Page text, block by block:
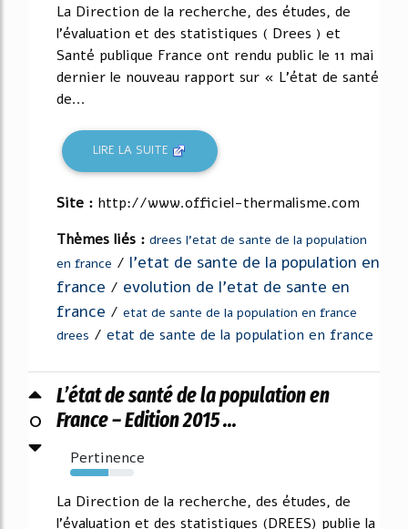
La Direction de la recherche, des études, de
l'évaluation et des statistiques ( Drees ) et
Santé publique France ont rendu public le 11 mai
dernier le nouveau rapport sur « L'état de santé
de...
LIRE LA SUITE
Site : http://www.officiel-thermalisme.com
Thèmes liés : drees l'etat de sante de la population
en france / l'etat de sante de la population en
france / evolution de l'etat de sante en
france / etat de sante de la population en france
drees / etat de sante de la population en france
0
L’état de santé de la population en
France – Edition 2015 ...
Pertinence
60%
La Direction de la recherche, des études, de
l'évaluation et des statistiques (DREES) publie la